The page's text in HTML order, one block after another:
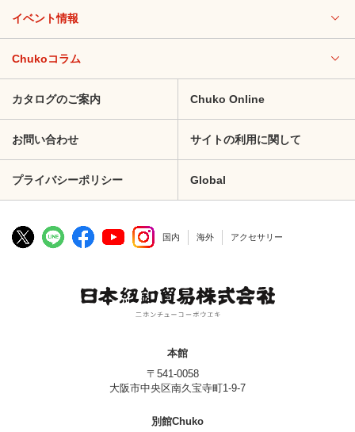
イベント情報
Chukoコラム
カタログのご案内 Chuko Online
お問い合わせ サイトの利用に関して
プライバシーポリシー Global
国内 海外 アクセサリー
本館
〒541-0058
大阪市中央区南久宝寺町1-9-7
別館Chuko